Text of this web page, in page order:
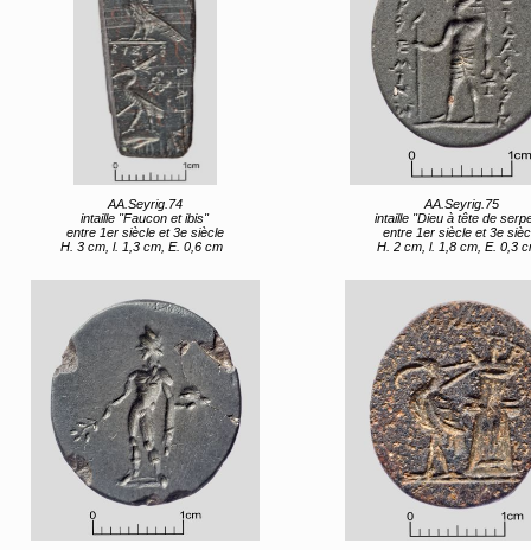
AA.Seyrig.74
intaille "Faucon et ibis"
entre 1er siècle et 3e siècle
H. 3 cm, l. 1,3 cm, E. 0,6 cm
AA.Seyrig.75
intaille "Dieu à tête de
entre 1er siècle et 3e
H. 2 cm, l. 1,8 cm, E. 0,3